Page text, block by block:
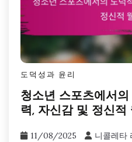
도덕성과 윤리
청소년 스포츠에서
력, 자신감 및 정신적
11/08/2025 니콜레타